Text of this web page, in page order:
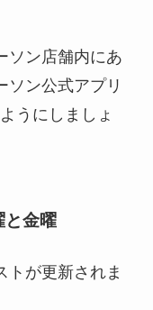
ソン店舗内にあ
ソン公式アプリ
うにしましょ
と金曜
トが更新されま